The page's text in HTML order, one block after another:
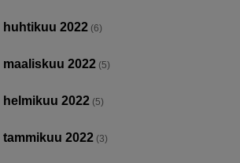
huhtikuu 2022 (6)
maaliskuu 2022 (5)
helmikuu 2022 (5)
tammikuu 2022 (3)